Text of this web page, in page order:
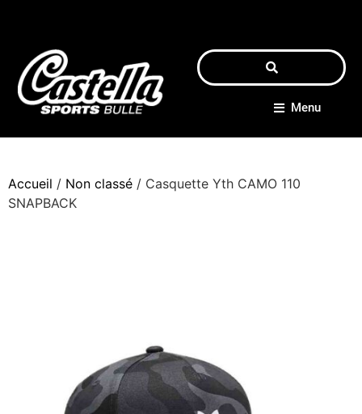
Menu
Accueil / Non classé / Casquette Yth CAMO 110
SNAPBACK